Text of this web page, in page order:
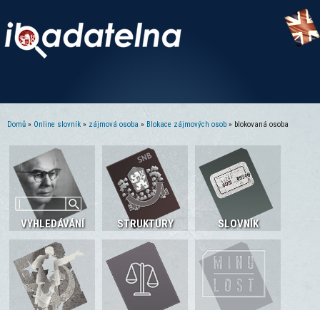
Domů » Online slovník » zájmová osoba » Blokace zájmových osob » blokovaná osoba
VYHLEDÁVÁNÍ STRUKTURY SLOVNÍK